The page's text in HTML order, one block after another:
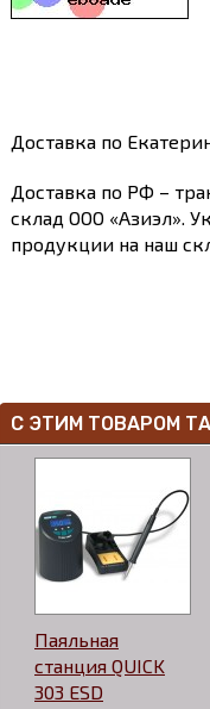
Доставка по
Доставка по РФ –
склад ООО «Азиэл».
продукции на наш
С ЭТИМ ТОВАРОМ
Паяльная
станция QUICK
303 ESD